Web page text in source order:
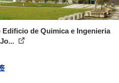
Edificio de Quimica e Ingenieria